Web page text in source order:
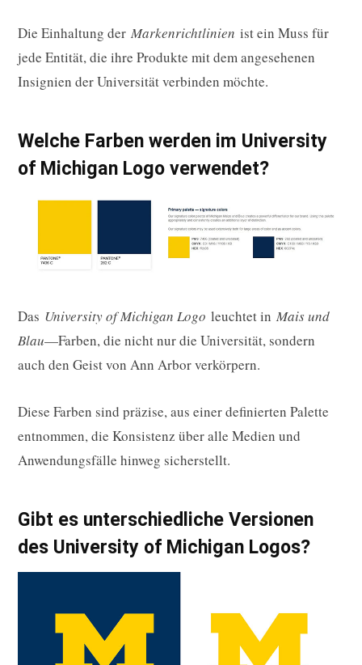
Die Einhaltung der Markenrichtlinien ist ein Muss für
jede Entität, die ihre Produkte mit dem angesehenen
Insignien der Universität verbinden möchte.
Welche Farben werden im University
of Michigan Logo verwendet?
Das University of Michigan Logo leuchtet in Mais und
Blau—Farben, die nicht nur die Universität, sondern
auch den Geist von Ann Arbor verkörpern.
Diese Farben sind präzise, aus einer definierten Palette
entnommen, die Konsistenz über alle Medien und
Anwendungsfälle hinweg sicherstellt.
Gibt es unterschiedliche Versionen
des University of Michigan Logos?